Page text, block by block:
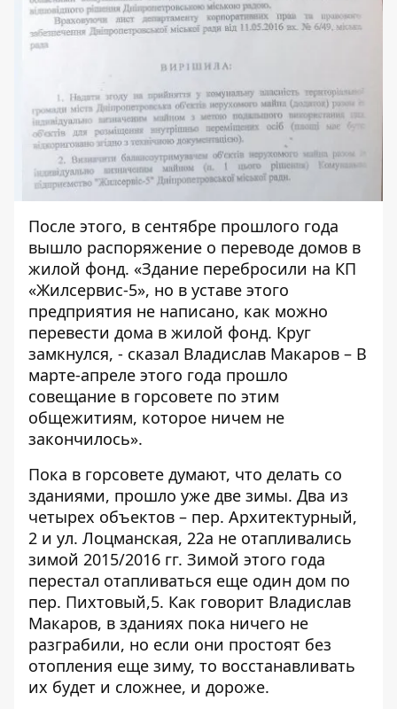
После этого, в сентябре прошлого года
вышло распоряжение о переводе домов в
жилой фонд. «Здание перебросили на КП
«Жилсервис-5», но в уставе этого
предприятия не написано, как можно
перевести дома в жилой фонд. Круг
замкнулся, - сказал Владислав Макаров – В
марте-апреле этого года прошло
совещание в горсовете по этим
общежитиям, которое ничем не
закончилось».
Пока в горсовете думают, что делать со
зданиями, прошло уже две зимы. Два из
четырех объектов – пер. Архитектурный,
2 и ул. Лоцманская, 22а не отапливались
зимой 2015/2016 гг. Зимой этого года
перестал отапливаться еще один дом по
пер. Пихтовый,5. Как говорит Владислав
Макаров, в зданиях пока ничего не
разграбили, но если они простоят без
отопления еще зиму, то восстанавливать
их будет и сложнее, и дороже.